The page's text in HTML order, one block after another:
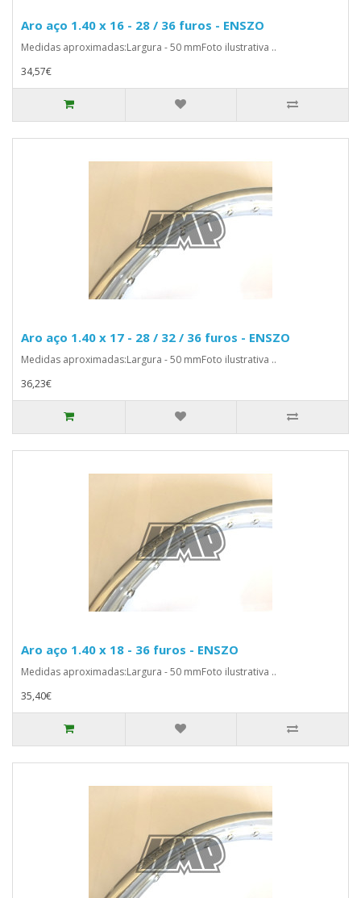
Aro aço 1.40 x 16 - 28 / 36 furos - ENSZO
Medidas aproximadas:Largura - 50 mmFoto ilustrativa ..
34,57€
Aro aço 1.40 x 17 - 28 / 32 / 36 furos - ENSZO
Medidas aproximadas:Largura - 50 mmFoto ilustrativa ..
36,23€
Aro aço 1.40 x 18 - 36 furos - ENSZO
Medidas aproximadas:Largura - 50 mmFoto ilustrativa ..
35,40€